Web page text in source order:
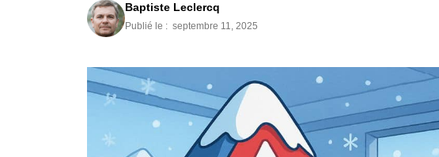
Baptiste Leclercq
Publié le : septembre 11, 2025